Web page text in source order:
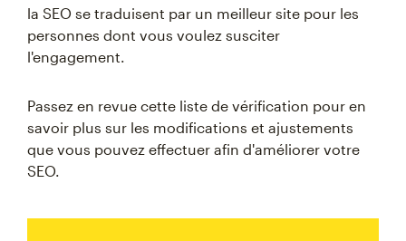
la SEO se traduisent par un meilleur site pour les
personnes dont vous voulez susciter
l'engagement.
Passez en revue cette liste de vérification pour en
savoir plus sur les modifications et ajustements
que vous pouvez effectuer afin d'améliorer votre
SEO.